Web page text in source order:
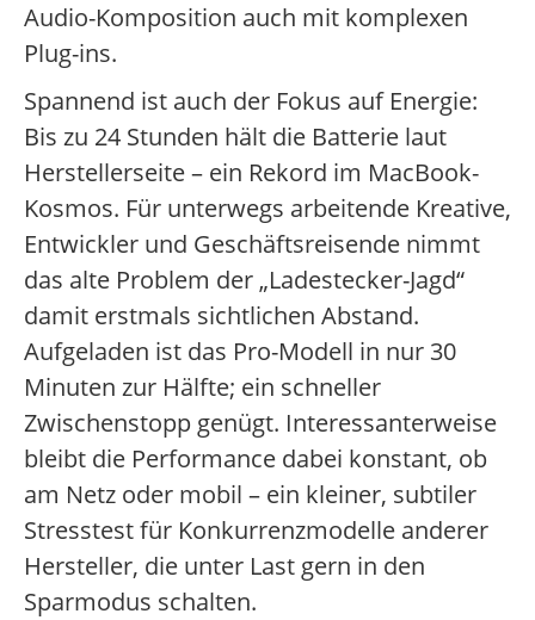
Audio-Komposition auch mit komplexen
Plug-ins.
Spannend ist auch der Fokus auf Energie:
Bis zu 24 Stunden hält die Batterie laut
Herstellerseite – ein Rekord im MacBook-
Kosmos. Für unterwegs arbeitende Kreative,
Entwickler und Geschäftsreisende nimmt
das alte Problem der „Ladestecker-Jagd“
damit erstmals sichtlichen Abstand.
Aufgeladen ist das Pro-Modell in nur 30
Minuten zur Hälfte; ein schneller
Zwischenstopp genügt. Interessanterweise
bleibt die Performance dabei konstant, ob
am Netz oder mobil – ein kleiner, subtiler
Stresstest für Konkurrenzmodelle anderer
Hersteller, die unter Last gern in den
Sparmodus schalten.